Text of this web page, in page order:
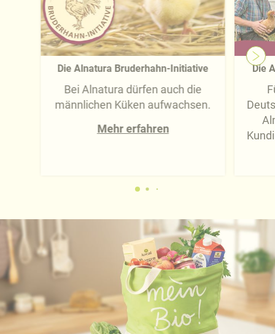
Die Alnatura Bruderhahn-Initiative
Bei Alnatura dürfen auch die
männlichen Küken aufwachsen.
Mehr erfahren
Die